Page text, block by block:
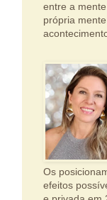
entre a
própria
Os
efeitos